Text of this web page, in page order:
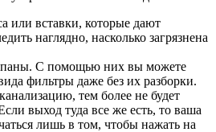
или вставки, которые дают
наглядно, насколько загрязнена
С помощью них вы можете
фильтры даже без их разборки.
тем более не будет
выход туда все же есть, то ваша
лишь в том, чтобы нажать на